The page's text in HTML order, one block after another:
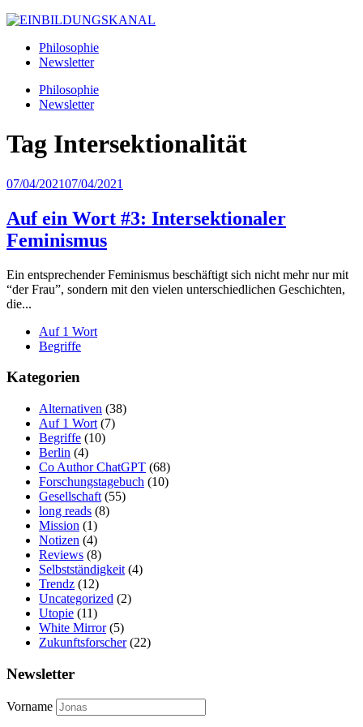
Philosophie
Newsletter
Philosophie
Newsletter
Tag Intersektionalität
07/04/202107/04/2021
Auf ein Wort #3: Intersektionaler
Feminismus
Ein entsprechender Feminismus beschäftigt sich nicht mehr nur mit
“der Frau”, sondern mit den vielen unterschiedlichen Geschichten,
die...
Auf 1 Wort
Begriffe
Kategorien
Alternativen (38)
Auf 1 Wort (7)
Begriffe (10)
Berlin (4)
Co Author ChatGPT (68)
Forschungstagebuch (10)
Gesellschaft (55)
long reads (8)
Mission (1)
Notizen (4)
Reviews (8)
Selbstständigkeit (4)
Trendz (12)
Uncategorized (2)
Utopie (11)
White Mirror(5)
Zukunftsforscher(22)
Newsletter
Vorname